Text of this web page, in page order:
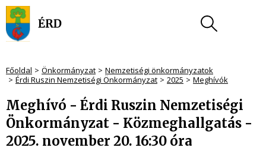
Főoldal Önkormányzat
Nemzetiségi önkormányzatok
Érdi Ruszin Nemzetiségi Önkormányzat
2025 Meghívók
Meghívó - Érdi Ruszin Nemzetiségi
Önkormányzat - Közmeghallgatás -
2025. november 20. 16:30 óra